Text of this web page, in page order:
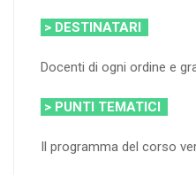
> DESTINATARI
Docenti di ogni ordine e
> PUNTI TEMATICI
Il programma del corso